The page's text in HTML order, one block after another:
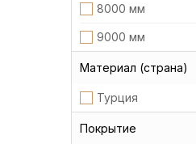
8000 мм
9000 мм
Материал (страна)
Турция
Покрытие